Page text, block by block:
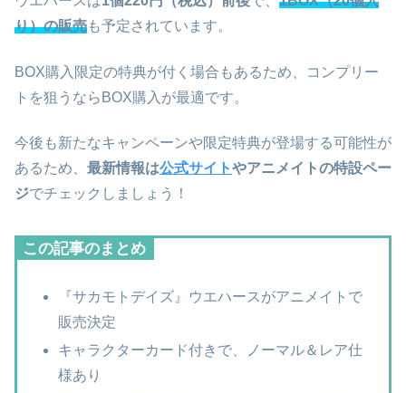
り）の販売も予定されています。
BOX購入限定の特典が付く場合もあるため、コンプリー
トを狙うならBOX購入が最適です。
今後も新たなキャンペーンや限定特典が登場する可能性が
あるため、 最新情報は公式サイトやアニメイトの特設ペー
ジでチェックしましょう！
この記事のまとめ
『サカモトデイズ』ウエハースがアニメイトで
販売決定
キャラクターカード付きで、ノーマル＆レア仕
様あり